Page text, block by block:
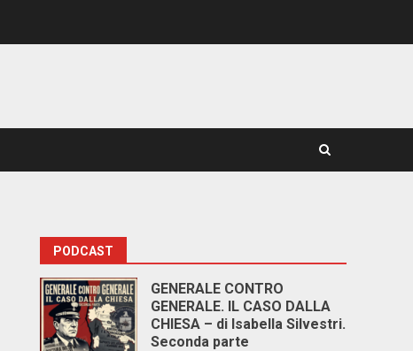
PODCAST
GENERALE CONTRO
GENERALE. IL CASO DALLA
CHIESA – di Isabella Silvestri.
Seconda parte